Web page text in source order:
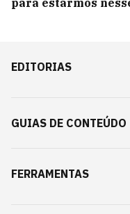
para estarmos
EDITORIAS
GUIAS DE CONTEÚDO
FERRAMENTAS